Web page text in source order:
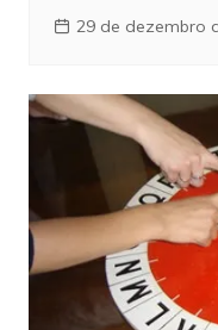
29 de dezembro